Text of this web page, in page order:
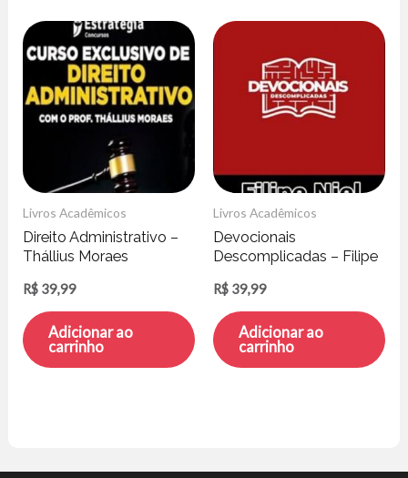
Livros Acadêmicos
Direito Administrativo –
Thállius Moraes
R$ 39,99
Adicionar ao
carrinho
Livros Acadêmicos
Devocionais
Descomplicadas – Filipe
R$ 39,99
Adicionar ao
carrinho